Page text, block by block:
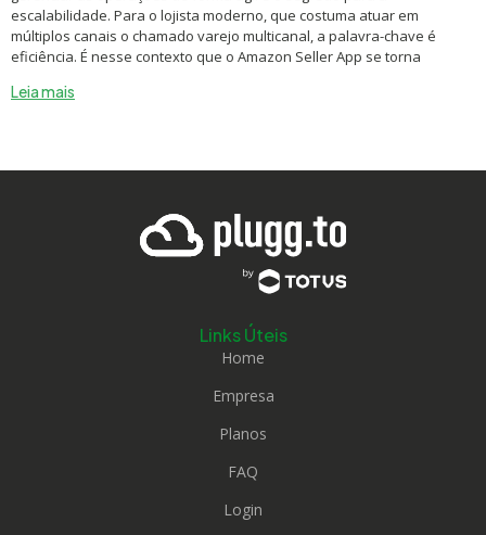
escalabilidade. Para o lojista moderno, que costuma atuar em
múltiplos canais o chamado varejo multicanal, a palavra-chave é
eficiência. É nesse contexto que o Amazon Seller App se torna
Leia mais
Links Úteis
Home
Empresa
Planos
FAQ
Login